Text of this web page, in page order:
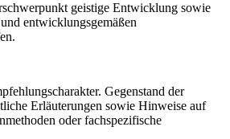
geistige Entwicklung sowie
entwicklungsgemäßen
Gegenstand der
Erläuterungen sowie Hinweise auf
oder fachspezifische